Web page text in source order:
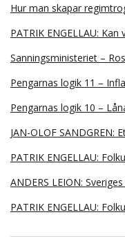
Hur man skapar
PATRIK ENGELLAU:
Sanningsministeriet –
Pengarnas logik 11 –
Pengarnas logik 10 –
JAN-OLOF SANDGREN:
PATRIK ENGELLAU:
ANDERS LEION:
PATRIK ENGELLAU: